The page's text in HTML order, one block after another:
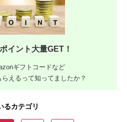
イント大量GET！
ギフトコードなど
えるって知ってましたか？
るカテゴリ